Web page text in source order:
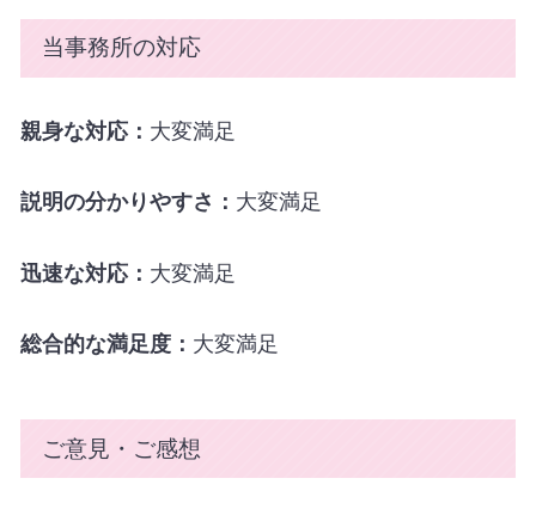
当事務所の対応
親身な対応： 大変満足
説明の分かりやすさ： 大変満足
迅速な対応： 大変満足
総合的な満足度： 大変満足
ご意見・ご感想